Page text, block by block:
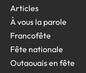
Articles
À vous la parole
Francofête
Fête nationale
Outaouais en fête